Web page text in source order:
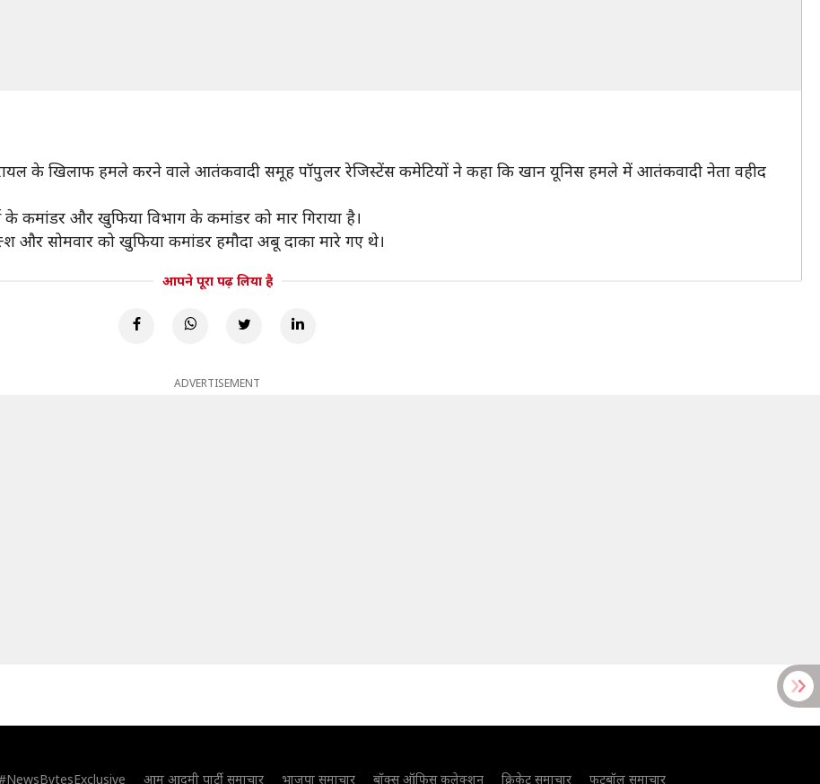
के खिलाफ हमले करने वाले आतंकवादी समूह पॉपुलर रेजिस्टेंस कमेटियों ने कहा कि खान यूनिस हमले में आतंकवादी नेता वहीद
कमांडर और खुफिया विभाग के कमांडर को मार गिराया है।
और सोमवार को खुफिया कमांडर हमौदा अबू दाका मारे गए थे।
आपने पूरा पढ़ लिया है
ADVERTISEMENT
आम आदमी पार्टी समाचार भाजपा समाचार बॉक्स ऑफिस कलेक्शन क्रिकेट समाचार फुटबॉल समाचार